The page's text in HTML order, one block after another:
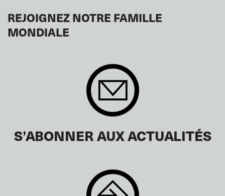
REJOIGNEZ NOTRE FAMILLE
MONDIALE
S’ABONNER AUX ACTUALITÉS